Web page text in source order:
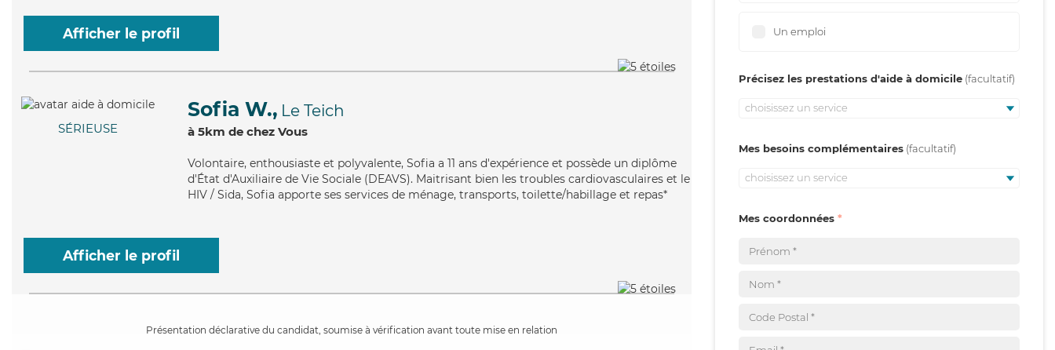
Afficher le profil
SÉRIEUSE
Sofia W., Le Teich
à 5km de chez Vous
Volontaire, enthousiaste et polyvalente, Sofia a 11 ans d'expérience et possède un diplôme
d'État d'Auxiliaire de Vie Sociale (DEAVS). Maitrisant bien les troubles cardiovasculaires et le
HIV / Sida, Sofia apporte ses services de ménage, transports, toilette/habillage et repas*
Afficher le profil
Présentation déclarative du candidat, soumise à vérification avant toute mise en relation
Un emploi
Précisez les prestations d'aide à domicile
choisissez un service
Mes besoins complémentaires
choisissez un service
Mes coordonnées